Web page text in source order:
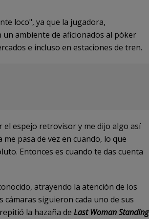
loco", ya que la jugadora,
ambiente de aficionados al póker
e incluso en estaciones de tren.
el espejo retrovisor y me dijo algo así
me pasa de vez en cuando, lo que
Entonces es cuando te das cuenta
atrayendo la atención de los
cámaras siguieron cada uno de sus
la hazaña de Last Woman Standing